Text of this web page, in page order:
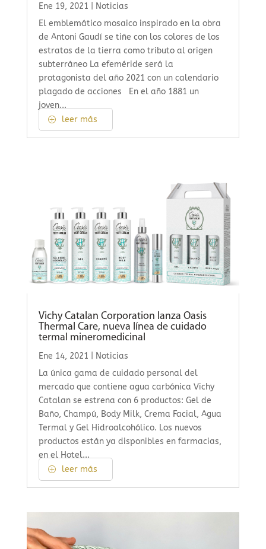
Ene 19, 2021
Noticias
El emblemático mosaico inspirado en la obra
de Antoni Gaudí se tiñe con los colores de los
estratos de la tierra como tributo al origen
subterráneo La efeméride será la
protagonista del año 2021 con un calendario
plagado de acciones En el año 1881 un
joven...
leer más
Vichy Catalan Corporation lanza Oasis
Thermal Care, nueva línea de cuidado
termal mineromedicinal
Ene 14, 2021
Noticias
La única gama de cuidado personal del
mercado que contiene agua carbónica Vichy
Catalan se estrena con 6 productos: Gel de
Baño, Champú, Body Milk, Crema Facial, Agua
Termal y Gel Hidroalcohólico. Los nuevos
productos están ya disponibles en farmacias,
en el Hotel...
leer más